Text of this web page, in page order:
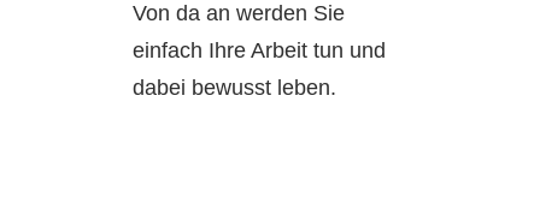
Von da an werden Sie
einfach Ihre Arbeit tun und
dabei bewusst leben.